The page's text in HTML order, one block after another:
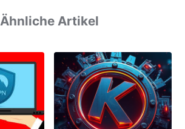
Ähnliche Artikel